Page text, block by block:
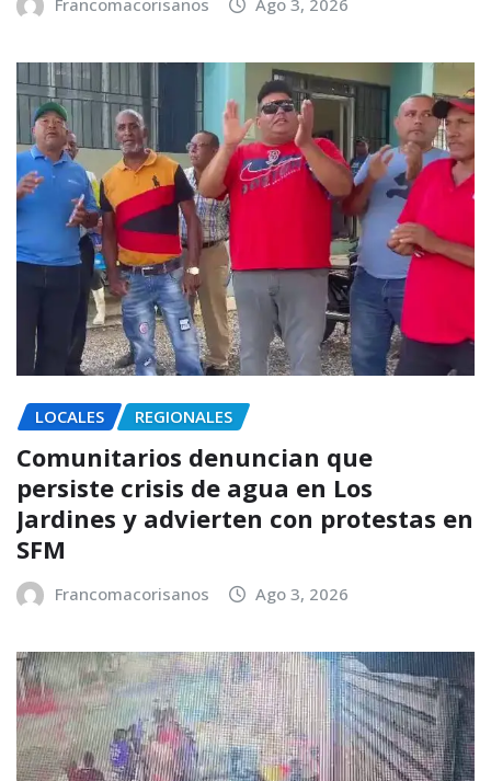
LOCALES REGIONALES
Comunitarios denuncian que
persiste crisis de agua en Los
Jardines y advierten con protestas en
SFM
Francomacorisanos Ago 3, 2026